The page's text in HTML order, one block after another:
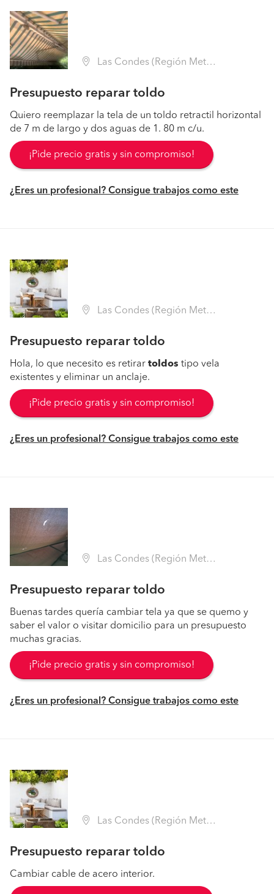
Las Condes (Región Metropolitana - Santiago)
Presupuesto reparar toldo
Quiero reemplazar la tela de un toldo retractil horizontal
de 7 m de largo y dos aguas de 1. 80 m c/u.
¡Pide precio gratis y sin compromiso!
¿Eres un profesional? Consigue trabajos como este
Las Condes (Región Metropolitana - Santiago)
Presupuesto reparar toldo
Hola, lo que necesito es retirar toldos tipo vela
existentes y eliminar un anclaje.
¡Pide precio gratis y sin compromiso!
¿Eres un profesional? Consigue trabajos como este
Las Condes (Región Metropolitana - Santiago)
Presupuesto reparar toldo
Buenas tardes quería cambiar tela ya que se quemo y
saber el valor o visitar domicilio para un presupuesto
muchas gracias.
¡Pide precio gratis y sin compromiso!
¿Eres un profesional? Consigue trabajos como este
Las Condes (Región Metropolitana - Santiago)
Presupuesto reparar toldo
Cambiar cable de acero interior.